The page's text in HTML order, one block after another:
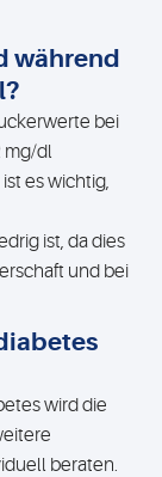
während
bei
mg/dl
es wichtig,
ist, da dies
und bei
wird die
beraten.